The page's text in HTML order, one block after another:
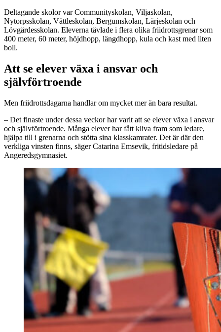
Deltagande skolor var Communityskolan, Viljaskolan,
Nytorpsskolan, Vättleskolan, Bergumskolan, Lärjeskolan och
Lövgärdesskolan. Eleverna tävlade i flera olika friidrottsgrenar som
400 meter, 60 meter, höjdhopp, längdhopp, kula och kast med liten
boll.
Att se elever växa i ansvar och
självförtroende
Men friidrottsdagarna handlar om mycket mer än bara resultat.
– Det finaste under dessa veckor har varit att se elever växa i ansvar
och självförtroende. Många elever har fått kliva fram som ledare,
hjälpa till i grenarna och stötta sina klasskamrater. Det är där den
verkliga vinsten finns, säger Catarina Emsevik, fritidsledare på
Angeredsgymnasiet.